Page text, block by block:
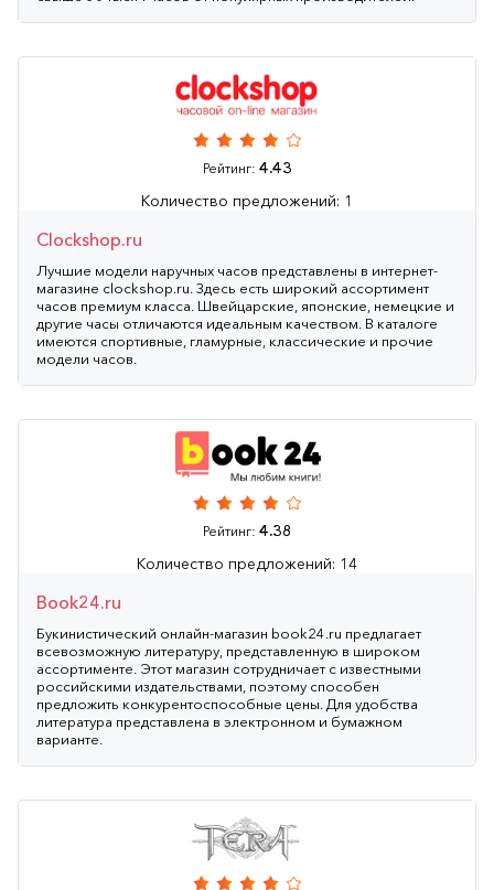
Рейтинг: 4.43
Количество предложений: 1
Clockshop.ru
Лучшие модели наручных часов представлены в интернет-
магазине clockshop.ru. Здесь есть широкий ассортимент
часов премиум класса. Швейцарские, японские, немецкие и
другие часы отличаются идеальным качеством. В каталоге
имеются спортивные, гламурные, классические и прочие
модели часов.
Рейтинг: 4.38
Количество предложений: 14
Book24.ru
Букинистический онлайн-магазин book24.ru предлагает
всевозможную литературу, представленную в широком
ассортименте. Этот магазин сотрудничает с известными
российскими издательствами, поэтому способен
предложить конкурентоспособные цены. Для удобства
литература представлена в электронном и бумажном
варианте.